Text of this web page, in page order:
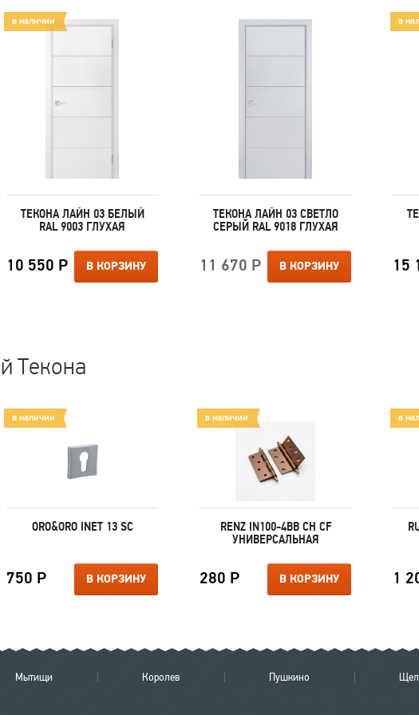
в наличии
ТЕКОНА ЛАЙН 03 БЕЛЫЙ
RAL 9003 ГЛУХАЯ
10 550 Р В КОРЗИНУ
ТЕКОНА ЛАЙН 03 СВЕТЛО
СЕРЫЙ RAL 9018 ГЛУХАЯ
11 670 Р В КОРЗИНУ
в
15
Текона
в наличии
ORO&ORO INET 13 SC
750 Р В КОРЗИНУ
в наличии
RENZ IN100-4BB CH CF
УНИВЕРСАЛЬНАЯ
280 Р В КОРЗИНУ
в
1
Мытищи Королев Пушкино